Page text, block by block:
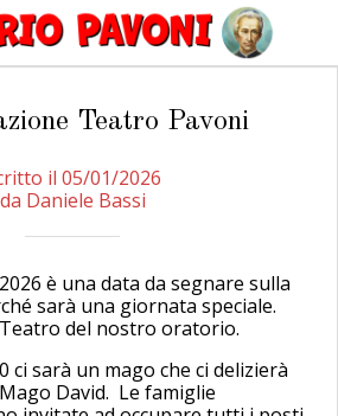
Teatro Pavoni
il 05/01/2026
da Daniele Bassi
è una data da segnare sulla
sarà una giornata speciale.
Teatro del nostro oratorio.
ci sarà un mago che ci delizierà
David. Le famiglie